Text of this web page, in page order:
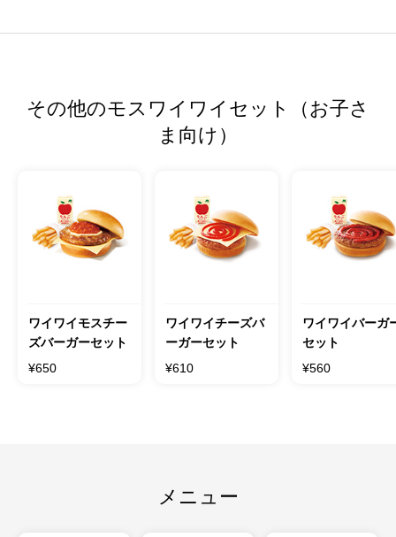
その他のモスワイワイセット（お子さ
ま向け）
ワイワイモスチー
ズバーガーセット
¥650
ワイワイチーズバ
ーガーセット
¥610
ワイワイバーガ
セット
¥560
メニュー